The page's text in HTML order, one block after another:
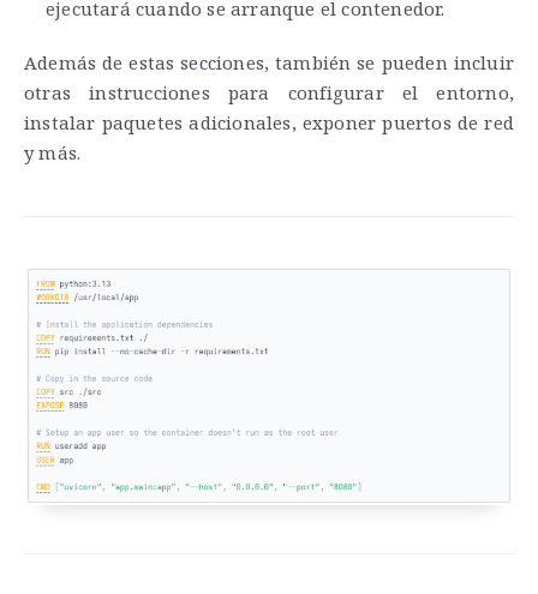
ejecutará cuando se arranque el contenedor.
Además de estas secciones, también se pueden incluir
otras instrucciones para configurar el entorno,
instalar paquetes adicionales, exponer puertos de red
y más.